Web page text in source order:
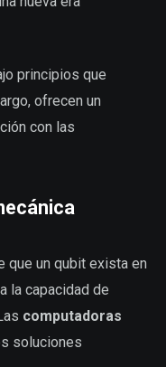
principios que
ofrecen un
con las
que un qubit exista en
la capacidad de
computadoras
soluciones